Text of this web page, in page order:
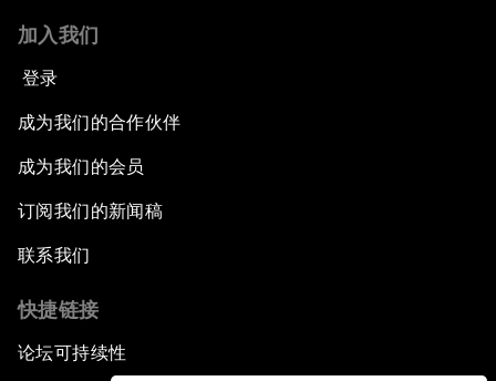
加入我们
登录
成为我们的合作伙伴
成为我们的会员
订阅我们的新闻稿
联系我们
快捷链接
论坛可持续性